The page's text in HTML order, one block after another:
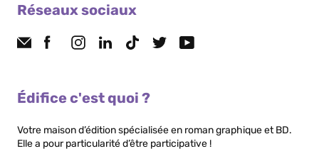
Réseaux sociaux
Édifice c'est quoi ?
Votre maison d’édition spécialisée en roman graphique et BD.
Elle a pour particularité d’être participative !